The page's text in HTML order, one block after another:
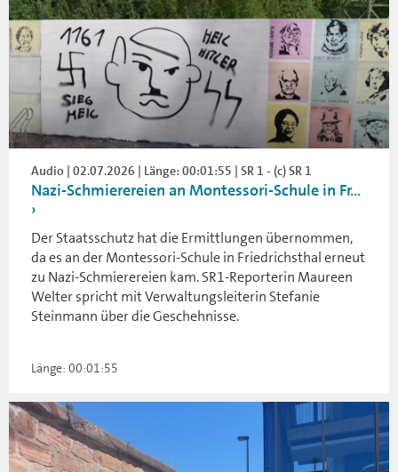
Audio | 02.07.2026 | Länge: 00:01:55 | SR 1 - (c) SR 1
Nazi-Schmierereien an Montessori-Schule in Fr...
Der Staatsschutz hat die Ermittlungen übernommen,
da es an der Montessori-Schule in Friedrichsthal erneut
zu Nazi-Schmierereien kam. SR1-Reporterin Maureen
Welter spricht mit Verwaltungsleiterin Stefanie
Steinmann über die Geschehnisse.
Länge: 00:01:55